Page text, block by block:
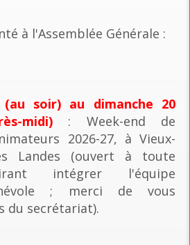
à l'Assemblée Générale :
soir) au dimanche 20
midi): Week-end de
2026-27, à Vieux-
Landes (ouvert à toute
intégrer l'équipe
; merci de vous
du secrétariat).